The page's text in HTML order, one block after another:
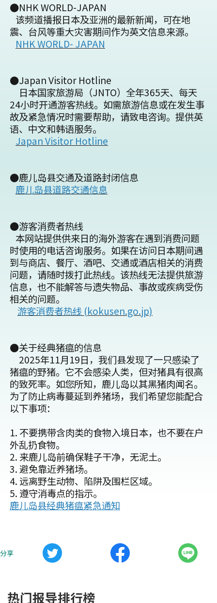
●NHK WORLD-JAPAN
该频道播报日本及亚洲的最新新闻，可在地
震、台风等重大灾害期间作为英文信息来源。
NHK WORLD- JAPAN
●Japan Visitor Hotline
日本国家旅游局（JNTO）全年365天、每天
24小时开通游客热线。如需旅游信息或在发生事
故及紧急情况时需要帮助，请致电咨询。提供英
语、中文和韩语服务。
Japan Visitor Hotline
●鹿儿岛县交通及道路封闭信息
鹿儿岛县道路交通信息
●游客消费者热线
本网站提供供来日的海外游客在遇到消费问题
时使用的电话咨询服务。如果在访问日本期间遇
到与商店、餐厅、酒吧、交通或酒店相关的消费
问题，请随时拨打此热线。该热线无法提供旅游
信息，也不能解答与遗失物品、事故或疾病受伤
相关的问题。
游客消费者热线 (kokusen.go.jp)
●关于经典猪瘟的信息
2025年11月19日，我们县发现了一只感染了
猪瘟的野猪。它不会感染人类，但对猪具有很高
的致死率。如您所知，鹿儿岛以其黑猪肉闻名。
为了防止病毒蔓延到养猪场，我们希望您能配合
以下事项：
1. 不要携带含肉类的食物入境日本，也不要在户
外乱扔食物。
2. 来鹿儿岛前确保鞋子干净，无泥土。
3. 避免靠近养猪场。
4. 远离野生动物、陷阱及围栏区域。
5. 遵守消毒点的指示。
鹿儿岛县经典猪瘟紧急通知
分享
热门报导排行榜